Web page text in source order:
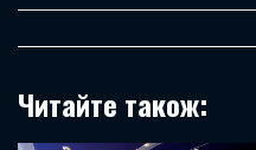
Читайте також: